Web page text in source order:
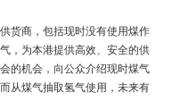
货商，包括现时没有使用煤作
，为本港提供高效、安全的供
的机会，向公众介绍现时煤气
从煤气抽取氢气使用，未来有